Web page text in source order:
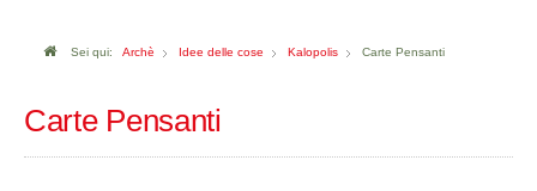
Sei qui: Archè Idee delle cose Kalopolis Carte Pensanti
Carte Pensanti